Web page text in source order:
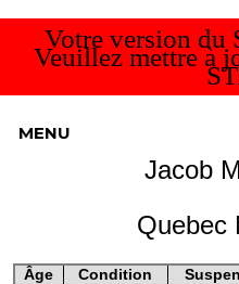
Votre version du
Veuillez mettre à
MENU
Jacob
Quebec
Âge Condition